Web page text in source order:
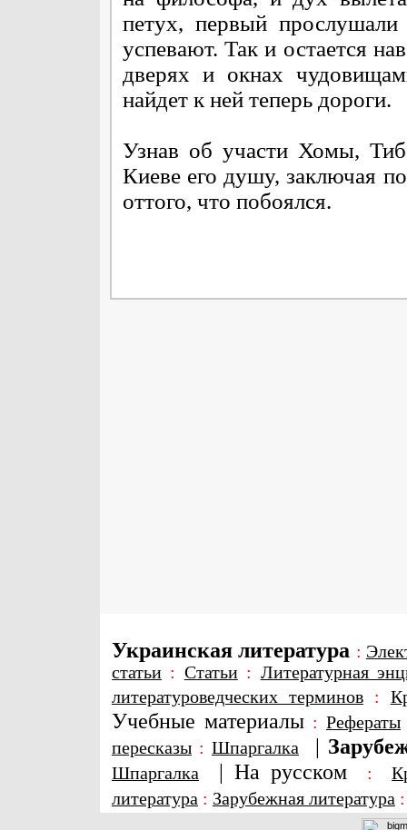
петух, первый
успевают. Так и остается
дверях и окнах
найдет к ней теперь дороги.
Узнав об участи Хомы,
Киеве его душу, заключая
оттого, что побоялся.
Украинская литература :
статьи : Статьи: Литературная
литературоведческих терминов:
Учебные материалы : Рефераты
пересказы : Шпаргалка |
Шпаргалка | На русском :
литература : Зарубежная литература